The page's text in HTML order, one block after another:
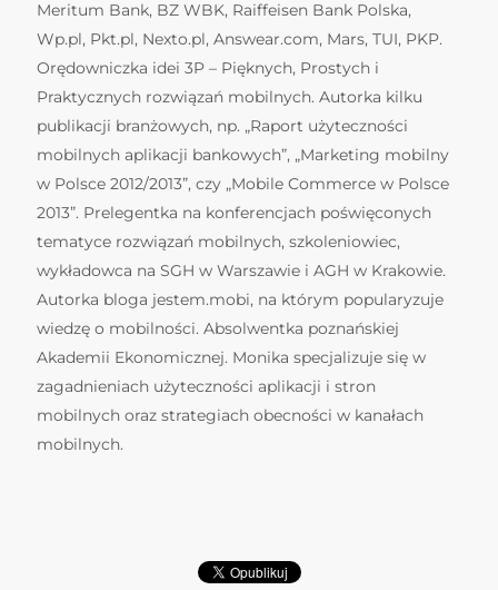
Meritum Bank, BZ WBK, Raiffeisen Bank Polska,
Wp.pl, Pkt.pl, Nexto.pl, Answear.com, Mars, TUI, PKP.
Orędowniczka idei 3P – Pięknych, Prostych i
Praktycznych rozwiązań mobilnych. Autorka kilku
publikacji branżowych, np. „Raport użyteczności
mobilnych aplikacji bankowych”, „Marketing mobilny
w Polsce 2012/2013”, czy „Mobile Commerce w Polsce
2013”. Prelegentka na konferencjach poświęconych
tematyce rozwiązań mobilnych, szkoleniowiec,
wykładowca na SGH w Warszawie i AGH w Krakowie.
Autorka bloga jestem.mobi, na którym popularyzuje
wiedzę o mobilności. Absolwentka poznańskiej
Akademii Ekonomicznej. Monika specjalizuje się w
zagadnieniach użyteczności aplikacji i stron
mobilnych oraz strategiach obecności w kanałach
mobilnych.